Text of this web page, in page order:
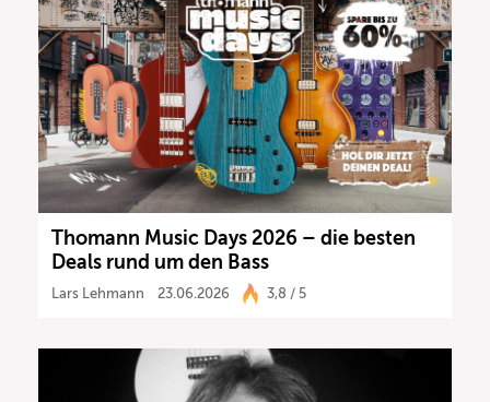
Thomann Music Days 2026 – die besten
Deals rund um den Bass
Lars Lehmann 23.06.2026 3,8 / 5